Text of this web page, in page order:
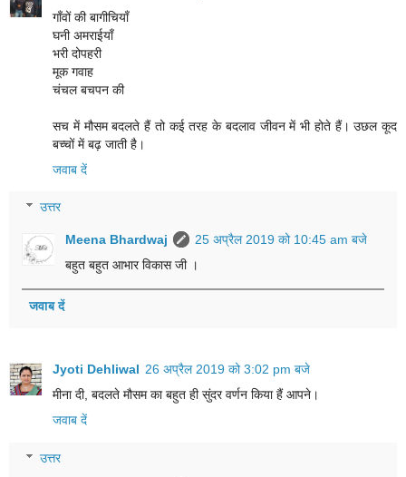
गाँवों की बागीचियाँ
घनी अमराईयाँ
भरी दोपहरी
मूक गवाह
चंचल बचपन की
सच में मौसम बदलते हैं तो कई तरह के बदलाव जीवन में भी होते हैं। उछल कूद
बच्चों में बढ़ जाती है।
जवाब दें
उत्तर
Meena Bhardwaj
25 अप्रैल 2019 को 10:45 am बजे
बहुत बहुत आभार विकास जी ।
जवाब दें
Jyoti Dehliwal 26 अप्रैल 2019 को 3:02 pm बजे
मीना दी, बदलते मौसम का बहुत ही सुंदर वर्णन किया हैं आपने।
जवाब दें
उत्तर